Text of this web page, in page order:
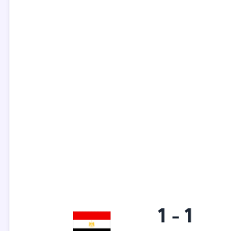
1 - 1